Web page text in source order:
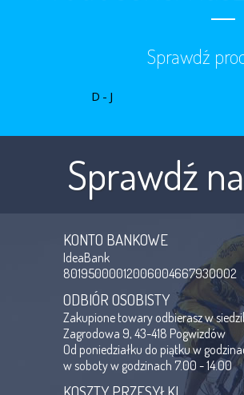
Sprawdź
D-J
Sprawdź
KONTO BANKOWE
IdeaBank
80195000012006004667930002
ODBIÓR OSOBISTY
Zakupione towary odbierasz w
Zagrodowa 9, 43-418 Pogwizdów
Od poniedziałku do piątku w
w soboty w godzinach 7.00 - 14.00